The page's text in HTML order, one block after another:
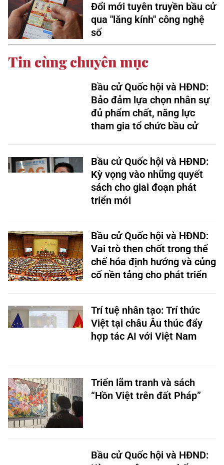
Đổi mới tuyên truyền bầu cử
qua "lăng kính" công nghệ
số
Tin cùng chuyên mục
Bầu cử Quốc hội và HĐND:
Bảo đảm lựa chọn nhân sự
đủ phẩm chất, năng lực
tham gia tổ chức bầu cử
Bầu cử Quốc hội và HĐND:
Kỳ vọng vào những quyết
sách cho giai đoạn phát
triển mới
Bầu cử Quốc hội và HĐND:
Vai trò then chốt trong thể
chế hóa định hướng và củng
cố nền tảng cho phát triển
Trí tuệ nhân tạo: Trí thức
Việt tại châu Âu thúc đẩy
hợp tác AI với Việt Nam
Triển lãm tranh và sách
“Hồn Việt trên đất Pháp”
Bầu cử Quốc hội và HĐND: